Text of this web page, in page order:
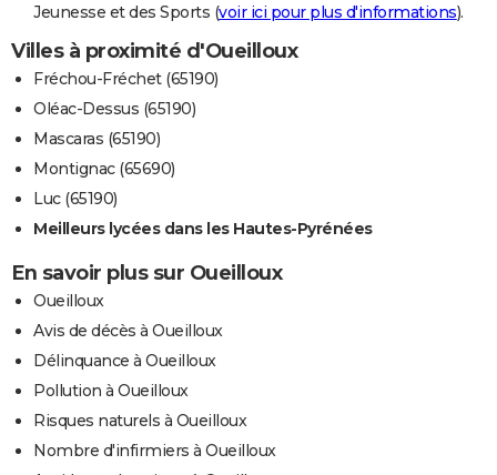
Jeunesse et des Sports (voir ici pour plus d'informations).
Villes à proximité d'Oueilloux
Fréchou-Fréchet (65190)
Oléac-Dessus (65190)
Mascaras (65190)
Montignac (65690)
Luc (65190)
Meilleurs lycées dans les Hautes-Pyrénées
En savoir plus sur Oueilloux
Oueilloux
Avis de décès à Oueilloux
Délinquance à Oueilloux
Pollution à Oueilloux
Risques naturels à Oueilloux
Nombre d'infirmiers à Oueilloux